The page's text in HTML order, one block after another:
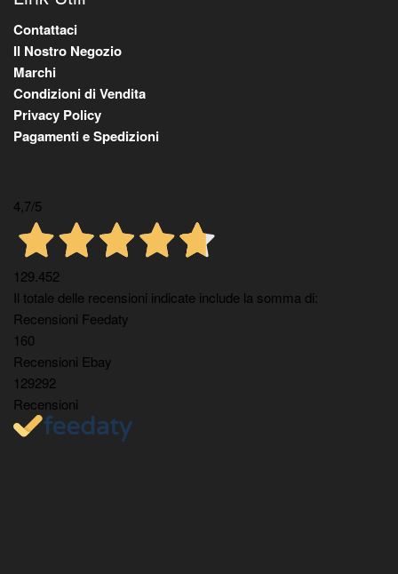
Contattaci
Il Nostro Negozio
Marchi
Condizioni di Vendita
Privacy Policy
Pagamenti e Spedizioni
4,7/5
129.452
Il totale delle recensioni indicate include la somma di:
Recensioni Feedaty
160
Recensioni Ebay
129292
Recensioni